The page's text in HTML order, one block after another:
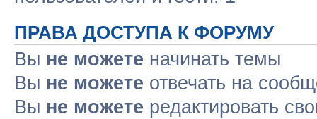
ПРАВА ДОСТУПА К ФОРУМУ
Вы не можете начинать темы
Вы не можете отвечать на
Вы не можете редактировать